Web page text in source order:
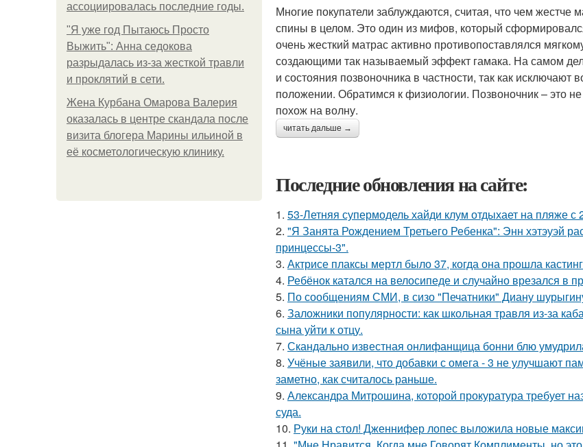
ассоциировалась последние годы.
"Я уже год Пытаюсь Просто
Выжить": Анна седокова
разрыдалась из-за жесткой травли
и проклятий в сети.
Жена Курбана Омарова Валерия
оказалась в центре скандала после
визита блогера Марины ильиной в
её косметологическую клинику.
Многие покупатели заблуждаются, считая, что чем жестче
спины в целом. Это один из мифов, который
очень жесткий матрас активно противопоставлялся
создающими так называемый эффект гамака. На самом
и состояния позвоночника в частности, так как
положении. Обратимся к физиологии. Позвоночник – это
похож на волну.
читать дальше →
Последние обновления на сайте:
1. 53-Летняя супермодель хайди клум отдыхает на пляже
2. "Я Занята Рождением Третьего Ребенка": Энн хэтэуэй
принцессы-3".
3. Актрисе плаксы мертл было 37, когда она прошла
4. Ребёнок катался на велосипеде и случайно врезался в
5. По сообщениям СМИ, в сизо "Печатники" Диану
6. Заложники популярности: как школьная травля из-за
сына уйти к отцу.
7. Скандально известная онлифанщица бонни блю
8. Учёные заявили, что добавки с омега - 3 не улучшают
заметно, как считалось раньше.
9. Александра Митрошина, которой прокуратура требует
суда.
10. Руки на стол! Дженнифер лопес выложила новые